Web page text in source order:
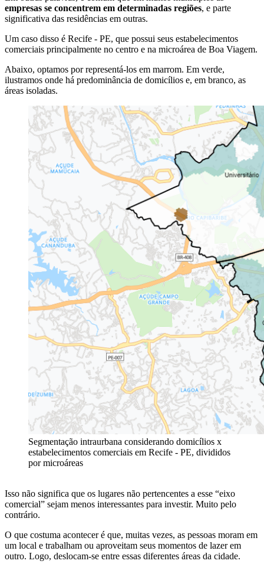
empresas se concentrem em determinadas regiões, e parte
significativa das residências em outras.
Um caso disso é Recife - PE, que possui seus estabelecimentos
comerciais principalmente no centro e na microárea de Boa Viagem.
Abaixo, optamos por representá-los em marrom. Em verde,
ilustramos onde há predominância de domicílios e, em branco, as
áreas isoladas.
Segmentação intraurbana considerando domicílios x
estabelecimentos comerciais em Recife - PE, divididos
por microáreas
Isso não significa que os lugares não pertencentes a esse “eixo
comercial” sejam menos interessantes para investir. Muito pelo
contrário.
O que costuma acontecer é que, muitas vezes, as pessoas moram em
um local e trabalham ou aproveitam seus momentos de lazer em
outro. Logo, deslocam-se entre essas diferentes áreas da cidade.